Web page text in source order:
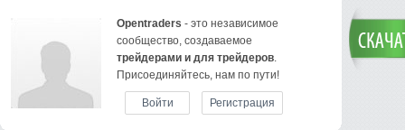
Opentraders - это независимое
сообщество, создаваемое
трейдерами и для трейдеров
Присоединяйтесь, нам по пути!
Войти Регистрация